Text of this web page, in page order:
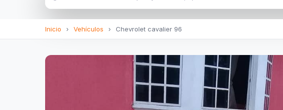
Inicio › Vehículos › Chevrolet cavalier 96